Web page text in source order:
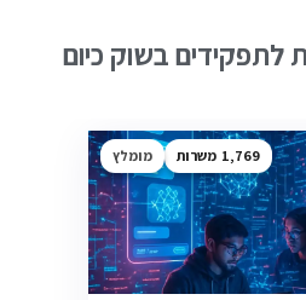
לתפקידים בשוק כיום
1,769 מומלץ